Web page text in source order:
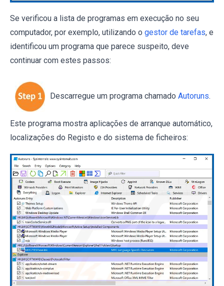
Se verificou a lista de programas em execução no seu
computador, por exemplo, utilizando o gestor de tarefas, e
identificou um programa que parece suspeito, deve
continuar com estes passos:
Descarregue um programa chamado Autoruns.
Este programa mostra aplicações de arranque automático,
localizações do Registo e do sistema de ficheiros: